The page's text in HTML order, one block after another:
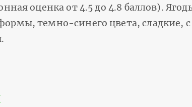
оценка от 4.5 до 4.8 баллов).
темно-синего цвета,